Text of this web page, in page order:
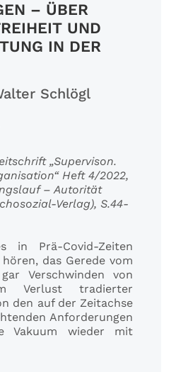
– ÜBER
UND
IN DER
Schlögl
„Supervison.
Heft 4/2022,
– Autorität
Verlag), S.44-
in Prä-Covid-Zeiten
das Gerede vom
Verschwinden von
Verlust tradierter
den auf der Zeitachse
Anforderungen
Vakuum wieder mit